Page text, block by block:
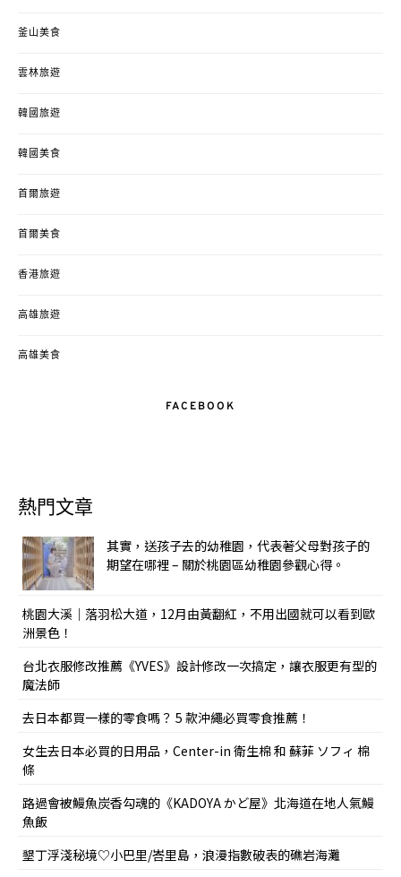
釜山美食
雲林旅遊
韓國旅遊
韓國美食
首爾旅遊
首爾美食
香港旅遊
高雄旅遊
高雄美食
FACEBOOK
熱門文章
其實，送孩子去的幼稚園，代表著父母對孩子的
期望在哪裡 – 關於桃園區幼稚園參觀心得。
桃園大溪｜落羽松大道，12月由黃翻紅，不用出國就可以看到歐
洲景色！
台北衣服修改推薦《YVES》設計修改一次搞定，讓衣服更有型的
魔法師
去日本都買一樣的零食嗎？ 5 款沖繩必買零食推薦！
女生去日本必買的日用品，Center-in 衛生棉 和 蘇菲 ソフィ 棉
條
路過會被鰻魚炭香勾魂的《KADOYA かど屋》北海道在地人氣鰻
魚飯
墾丁浮淺秘境♡小巴里/峇里島，浪漫指數破表的礁岩海灘